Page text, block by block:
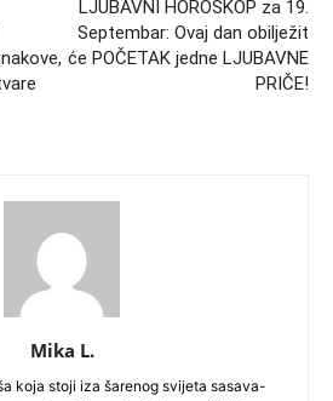
LJUBAVNI HOROSKOP za 19.
Septembar: Ovaj dan obilježit
će POČETAK jedne LJUBAVNE
PRIČE!
Mika L.
koja stoji iza šarenog svijeta sasava-